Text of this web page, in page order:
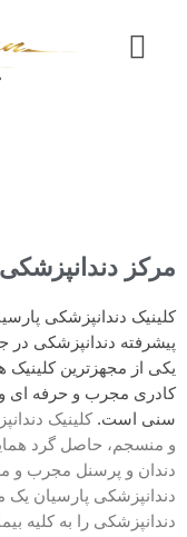
مرکز
کلینیک دندانپزشکی
پیشرفته دندانپزشکی در
یکی از مجهزترین
کادری مجرب و حرفه ای
سنی است. کلینیک
و منسجم، حاصل گرد
دندان و پرسنل مجرب و
دندانپزشکی پارسیان
دندانپزشکی را به کلیه